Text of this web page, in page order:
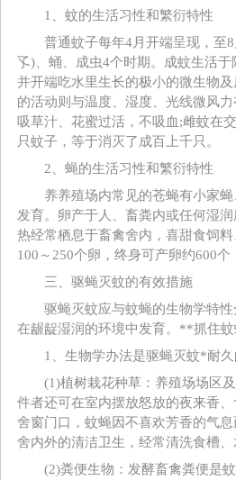
1、蚊的生活习性和繁衍特性
普通蚊子每年4月开端呈现，至8
孓)、蛹、成虫4个时期。成蚊生活
并开端吃水里生长的极小的微生物
的活动则与温度、湿度、光线微风
吸草汁、花蜜过活，不吸血;雌蚊在
只蚊子，等于消灭了成百上千只。
2、蝇的生活习性和繁衍特性
养养殖场内常见的苍蝇有小家蝇
发育。卵产于人、畜粪内或任何湿
热经常栖息于畜禽舍内，喜甜食饲
100～250个卵，终身可产卵约600
三、驱蝇灭蚊的有效措施
驱蝇灭蚊应与蚊蝇的生物学特性
在龌龊湿润的环境中发育。**抓住
1、生物学办法是驱蝇灭蚊*耐久
(1)植树栽花种草：养殖场场区及
件者还可在室内摆放怒放的夜来香
舍窗门口，蚊蝇因不喜欢芳香的气
舍内外的清洁卫生，经常清洗食槽
(2)粪便生物：发酵畜禽粪便是蚊